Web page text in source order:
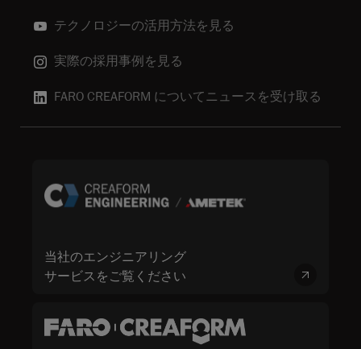
テクノロジーの活用方法を見る
実際の採用事例を見る
FARO CREAFORM についてニュースを受け取る
当社のエンジニアリング
サービスをご覧ください